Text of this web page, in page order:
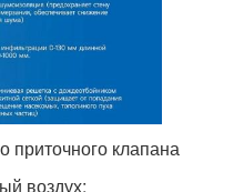
приточного клапана
воздух;